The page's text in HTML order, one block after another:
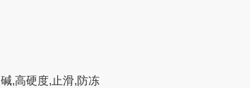
,高硬度,止滑,防冻